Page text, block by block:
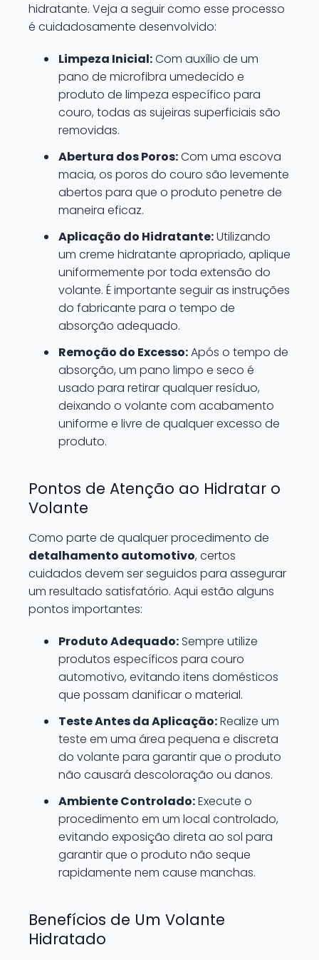
hidratante. Veja a seguir como esse processo
é cuidadosamente desenvolvido:
Limpeza Inicial:Com auxílio de um
pano de microfibra umedecido e
produto de limpeza específico para
couro, todas as sujeiras superficiais são
removidas.
Abertura dos Poros:Com uma escova
macia, os poros do couro são levemente
abertos para que o produto penetre de
maneira eficaz.
Aplicação do Hidratante:Utilizando
um creme hidratante apropriado, aplique
uniformemente por toda extensão do
volante. É importante seguir as instruções
do fabricante para o tempo de
absorção adequado.
Remoção do Excesso:Após o tempo de
absorção, um pano limpo e seco é
usado para retirar qualquer resíduo,
deixando o volante com acabamento
uniforme e livre de qualquer excesso de
produto.
Pontos de Atenção ao Hidratar o
Volante
Como parte de qualquer procedimento de
detalhamento automotivo, certos
cuidados devem ser seguidos para assegurar
um resultado satisfatório. Aqui estão alguns
pontos importantes:
Produto Adequado: Sempre utilize
produtos específicos para couro
automotivo, evitando itens domésticos
que possam danificar o material.
Teste Antes da Aplicação:Realize um
teste em uma área pequena e discreta
do volante para garantir que o produto
não causará descoloração ou danos.
Ambiente Controlado:Execute o
procedimento em um local controlado,
evitando exposição direta ao sol para
garantir que o produto não seque
rapidamente nem cause manchas.
Benefícios de Um Volante
Hidratado